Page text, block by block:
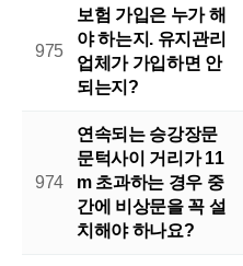
975
보험 가입은 누가 해
야 하는지. 유지관리
업체가 가입하면 안
되는지?
974
연속되는 승강장문
문턱사이 거리가 11
m 초과하는 경우 중
간에 비상문을 꼭 설
치해야 하나요?